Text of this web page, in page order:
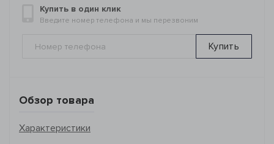
Купить в один клик
Введите номер телефона и мы перезвоним
Купить
Обзор товара
Характеристики